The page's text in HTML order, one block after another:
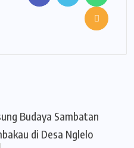
Budaya Sambatan
di Desa Nglelo